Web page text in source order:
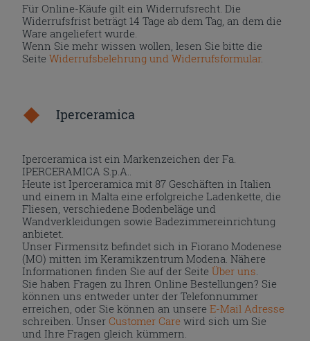
Für Online-Käufe gilt ein Widerrufsrecht. Die
Widerrufsfrist beträgt 14 Tage ab dem Tag, an dem die
Ware angeliefert wurde.
Wenn Sie mehr wissen wollen, lesen Sie bitte die
SeiteWiderrufsbelehrung und Widerrufsformular.
Iperceramica
Iperceramica ist ein Markenzeichen der Fa.
IPERCERAMICA S.p.A..
Heute ist Iperceramica mit 87 Geschäften in Italien
und einem in Malta eine erfolgreiche Ladenkette, die
Fliesen, verschiedene Bodenbeläge und
Wandverkleidungen sowie Badezimmereinrichtung
anbietet.
Unser Firmensitz befindet sich in Fiorano Modenese
(MO) mitten im Keramikzentrum Modena. Nähere
Informationen finden Sie auf der Seite Über uns
Sie haben Fragen zu Ihren Online Bestellungen? Sie
können uns entweder unter der Telefonnummer
erreichen, oder Sie können an unsereE-Mail Adresse
schreiben. UnserCustomer Care wird sich um Sie
und Ihre Fragen gleich kümmern.